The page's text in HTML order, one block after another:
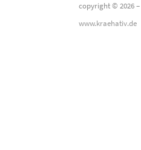
copyright © 2026 –
www.kraehativ.de